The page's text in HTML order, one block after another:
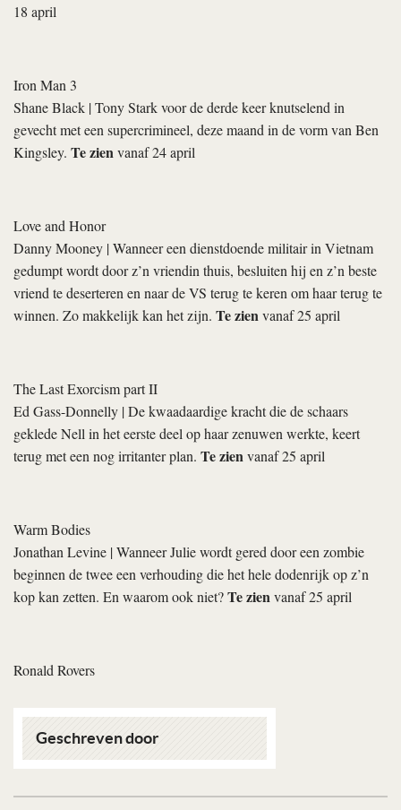
18 april
Iron Man 3
Shane Black | Tony Stark voor de derde keer knutselend in
gevecht met een supercrimineel, deze maand in de vorm van Ben
Kingsley. Te zienvanaf 24 april
Love and Honor
Danny Mooney | Wanneer een dienstdoende militair in Vietnam
gedumpt wordt door z’n vriendin thuis, besluiten hij en z’n beste
vriend te deserteren en naar de VS terug te keren om haar terug te
winnen. Zo makkelijk kan het zijn. Te zienvanaf 25 april
The Last Exorcism part II
Ed Gass-Donnelly | De kwaadaardige kracht die de schaars
geklede Nell in het eerste deel op haar zenuwen werkte, keert
terug met een nog irritanter plan. Te zienvanaf 25 april
Warm Bodies
Jonathan Levine | Wanneer Julie wordt gered door een zombie
beginnen de twee een verhouding die het hele dodenrijk op z’n
kop kan zetten. En waarom ook niet?Te zienvanaf 25 april
Ronald Rovers
Geschreven door